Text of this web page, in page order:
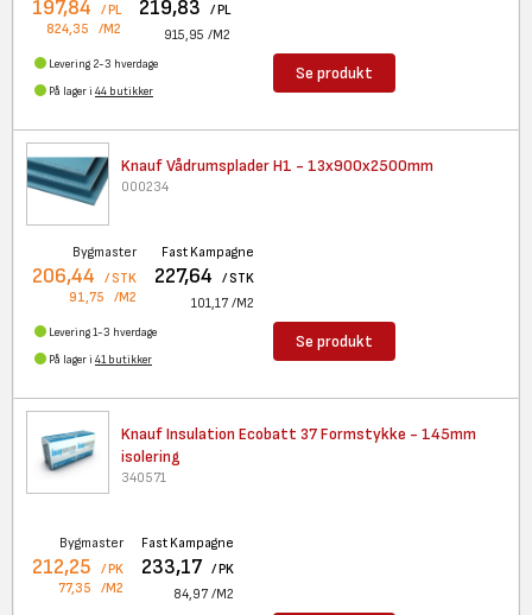
197,84 / PL
824,35 /M2
219,83 / PL
915,95 /M2
Levering 2-3 hverdage
På lager i 44 butikker
Se produkt
Knauf Vådrumsplader H1 - 13x900x2500mm
000234
Bygmaster
206,44 / STK
91,75 /M2
Fast Kampagne
227,64 / STK
101,17 /M2
Levering 1-3 hverdage
På lager i 41 butikker
Se produkt
Knauf Insulation Ecobatt 37Formstykke - 145mm
isolering
340571
Bygmaster
212,25 / PK
77,35 /M2
Fast Kampagne
233,17 / PK
84,97 /M2